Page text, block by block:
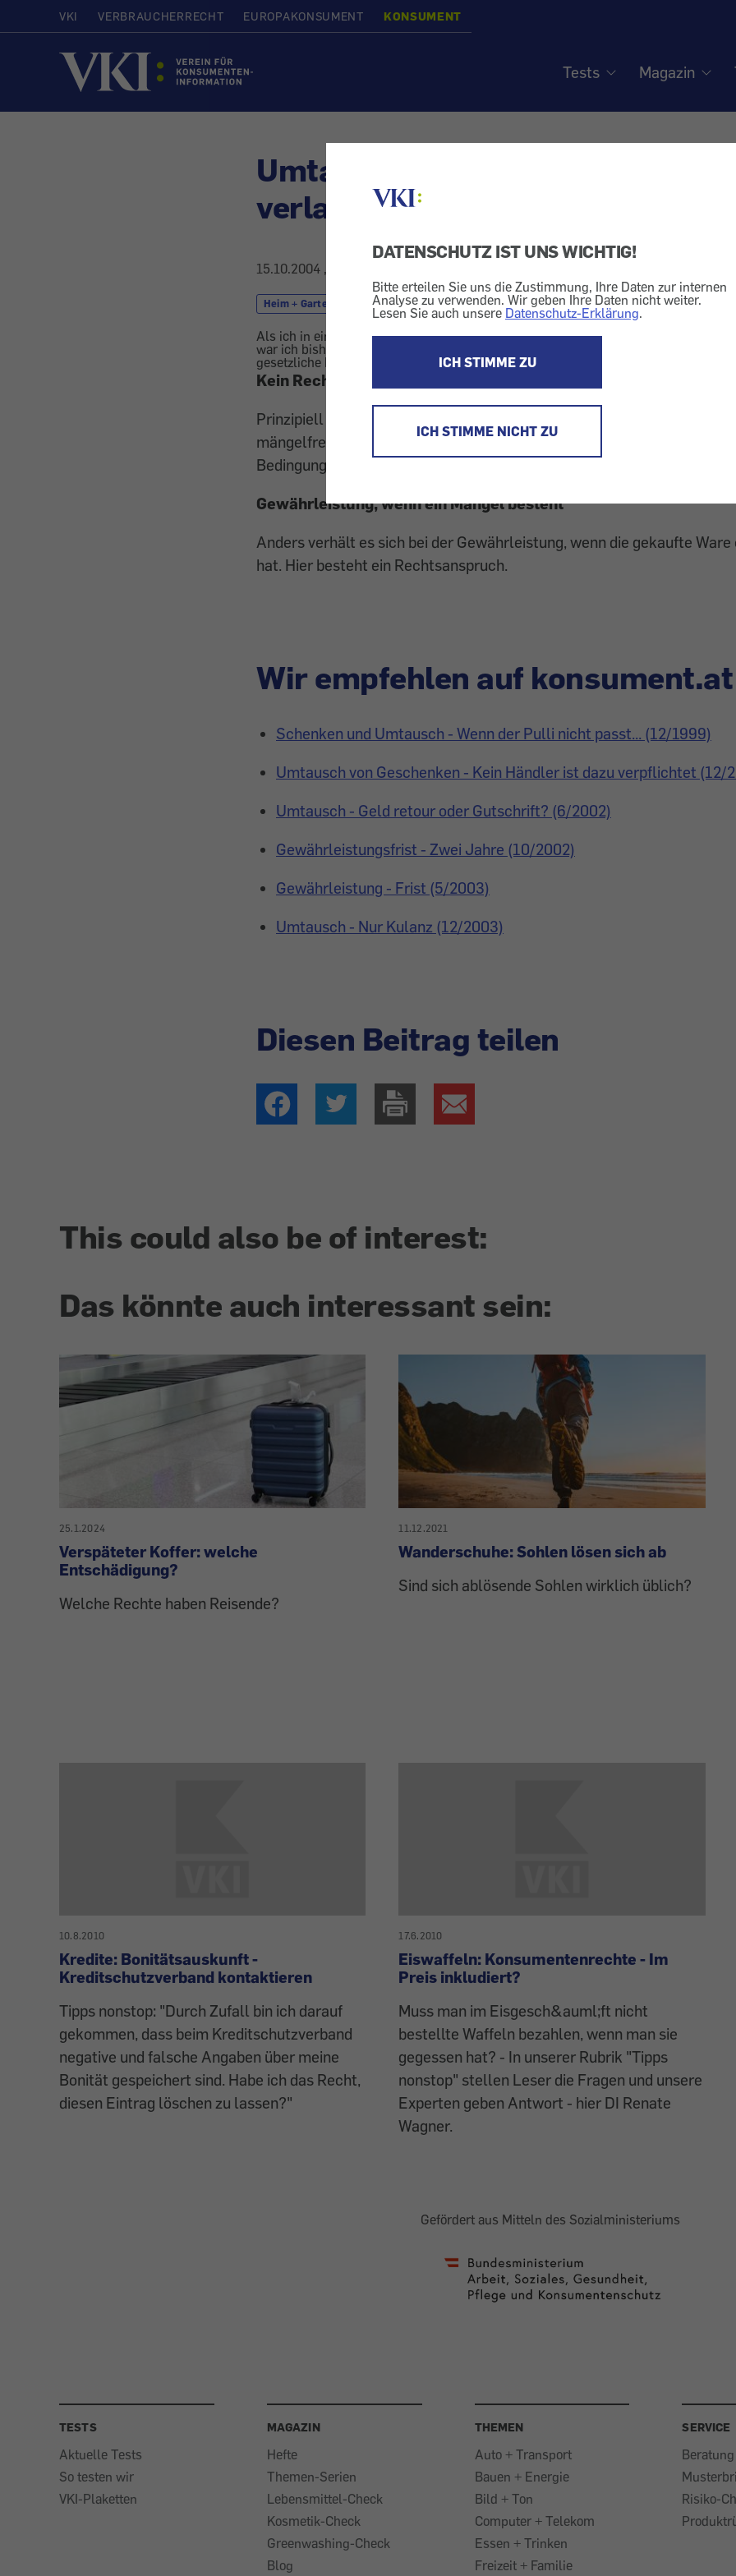
DATENSCHUTZ IST UNS WICHTIG!
Bitte erteilen Sie uns die Zustimmung, Ihre Daten zur internen
Analyse zu verwenden. Wir geben Ihre Daten nicht weiter.
Lesen Sie auch unsere Datenschutz-Erklärung.
ICH STIMME ZU
ICH STIMME NICHT ZU
VKI VERBRAUCHERRECHT EUROPAKONSUMENT KONSUMENT
Startseite
Tests Magazin
Umtausch - Name und Adresse
verlangt werden
15.10.2004 , aktualisiert am
Heim + Garten Schuh Geld + Recht Konsumentenschutz
Als ich in einem Geschäft Schuhe umtauschen wollte, verlangte man Name und
war ich bisher nicht gewohnt. Ich fürchte, dass dies eine Adressenfang-Aktion ist.
gesetzliche Lage?
Kein Recht auf Umtausch
Prinzipiell gibt es kein gesetzliches Recht auf Umtausch. Der Umtausch
mängelfreien Waren ist ein Entgegenkommen des Händlers. Daher darf
Bedingungen, wie zum Beispiel die Bekanntgabe der Adresse, geknüpft
Gewährleistung, wenn ein Mangel besteht
Anders verhält es sich bei der Gewährleistung, wenn die gekaufte Ware
hat. Hier besteht ein Rechtsanspruch.
Wir empfehlen auf konsument.at
Schenken und Umtausch - Wenn der Pulli nicht passt... (12/1999)
Umtausch von Geschenken - Kein Händler ist dazu verpflichtet (12/
Umtausch - Geld retour oder Gutschrift? (6/2002)
Gewährleistungsfrist - Zwei Jahre (10/2002)
Gewährleistung - Frist (5/2003)
Umtausch - Nur Kulanz (12/2003)
Diesen Beitrag teilen
This could also be of interest:
Das könnte auch interessant sein:
25.1.2024
Verspäteter Koffer: welche
Entschädigung?
Welche Rechte haben Reisende?
11.12.2021
Wanderschuhe: Sohlen lösen sich ab
Sind sich ablösende Sohlen wirklich üblich?
10.8.2010
Kredite: Bonitätsauskunft -
Kreditschutzverband kontaktieren
Tipps nonstop: "Durch Zufall bin ich darauf
gekommen, dass beim Kreditschutzverband
negative und falsche Angaben über meine
Bonität gespeichert sind. Habe ich das Recht,
diesen Eintrag löschen zu lassen?"
17.6.2010
Eiswaffeln: Konsumentenrechte - Im
Preis inkludiert?
Muss man im Eisgesch&auml;ft nicht
bestellte Waffeln bezahlen, wenn man sie
gegessen hat? - In unserer Rubrik "Tipps
nonstop" stellen Leser die Fragen und unsere
Experten geben Antwort - hier DI Renate
Wagner.
Gefördert aus Mitteln des Sozialministeriums
TESTS
Aktuelle Tests
So testen wir
VKI-Plaketten
MAGAZIN
Hefte
Themen-Serien
Lebensmittel-Check
Kosmetik-Check
Greenwashing-Check
Blog
THEMEN
Auto + Transport
Bauen + Energie
Bild + Ton
Computer + Telekom
Essen + Trinken
Freizeit + Familie
SERVICE
Beratung
Risiko-